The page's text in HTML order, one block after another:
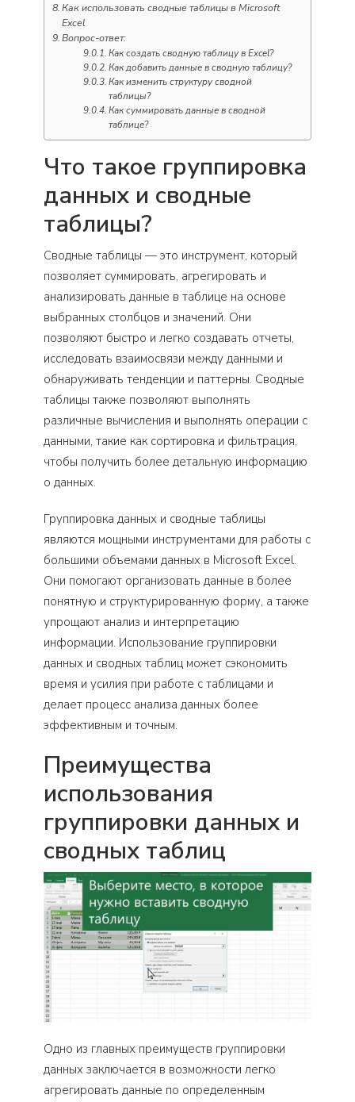
Как использовать сводные таблицы в Microsoft
Excel
Вопрос-ответ:
Как создать сводную таблицу в Excel?
Как добавить данные в сводную таблицу?
Как изменить структуру сводной
таблицы?
Как суммировать данные в сводной
таблице?
Что такое группировка
данных и сводные
таблицы?
Сводные таблицы — это инструмент, который
позволяет суммировать, агрегировать и
анализировать данные в таблице на основе
выбранных столбцов и значений. Они
позволяют быстро и легко создавать отчеты,
исследовать взаимосвязи между данными и
обнаруживать тенденции и паттерны. Сводные
таблицы также позволяют выполнять
различные вычисления и выполнять операции с
данными, такие как сортировка и фильтрация,
чтобы получить более детальную информацию
о данных.
Группировка данных и сводные таблицы
являются мощными инструментами для работы с
большими объемами данных в Microsoft Excel.
Они помогают организовать данные в более
понятную и структурированную форму, а также
упрощают анализ и интерпретацию
информации. Использование группировки
данных и сводных таблиц может сэкономить
время и усилия при работе с таблицами и
делает процесс анализа данных более
эффективным и точным.
Преимущества
использования
группировки данных и
сводных таблиц
Одно из главных преимуществ группировки
данных заключается в возможности легко
агрегировать данные по определенным